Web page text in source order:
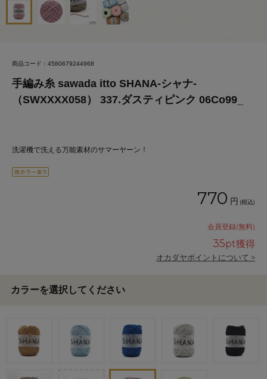
商品コード：4580679244968
手編み糸 sawada itto SHANA-シャナ-
（SWXXXX058） 337.ダスティピンク 06Co99_
洗濯機で洗える万能素材のサマーヤーン！
770 円 (税込)
会員登録(無料)
35pt獲得
オカダヤポイントについて >
カラーを選択してください